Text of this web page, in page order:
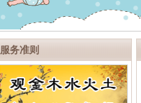
服务准则